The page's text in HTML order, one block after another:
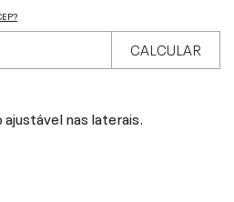
CALCULAR
nas laterais.